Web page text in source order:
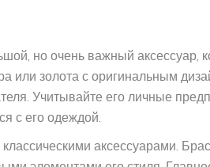
но очень важный аксессуар,
или золота с оригинальным
Учитывайте его личные
с его одеждой.
аксессуарами.